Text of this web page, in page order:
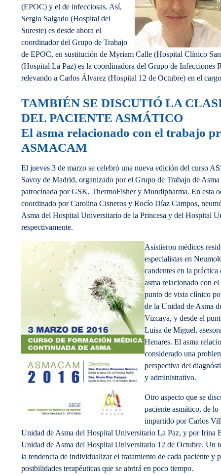
(EPOC) y el de infecciosas. Así,
Sergio Salgado (Hospital del
Sureste) es desde ahora el
coordinador del Grupo de Trabajo
de EPOC, en sustitución de Myriam Calle (Hospital Clínico
(Hospital La Paz) es la coordinadora del Grupo de Infecciones
relevando a Carlos Álvarez (Hospital 12 de Octubre) en el
TAMBIÉN SE DISCUTIÓ LA
DEL PACIENTE ASMÁTICO
El asma relacionado con el trabajo
ASMACAM
El jueves 3 de marzo se celebró una nueva edición del curso
Savoy de Madrid, organizado por el Grupo de Trabajo de
patrocinada por GSK, ThermoFisher y Mundipharma. En esta
coordinado por Carolina Cisneros y Rocío Díaz Campos,
Asma del Hospital Universitario de la Princesa y del Hospital
respectivamente.
Asistieron médicos
especialistas en
candentes en la
asma relacionado con
punto de vista clínico
de la Unidad de Asma
Vizcaya, y desde el
Luisa de Miguel,
Henares. El asma
considerado una
perspectiva del
y administrativo.
Otro aspecto que se
paciente asmático, de
impartido por Carlos
Unidad de Asma del Hospital Universitario La Paz, y por Irina
Unidad de Asma del Hospital Universitario 12 de Octubre. Un
la tendencia de individualizar el tratamiento de cada paciente y
posibilidades terapéuticas que se abrirá en poco tiempo.